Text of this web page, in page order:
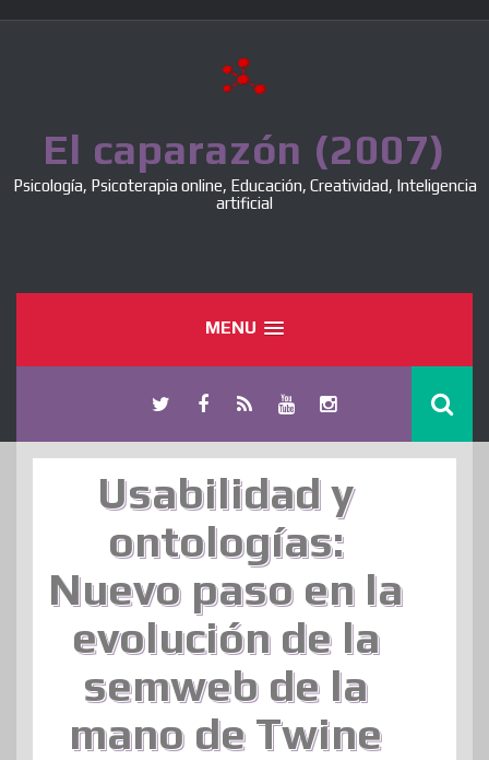
El caparazón (2007)
Psicología, Psicoterapia online, Educación, Creatividad, Inteligencia
artificial
MENU
Usabilidad y
ontologías:
Nuevo paso en la
evolución de la
semweb de la
mano de Twine